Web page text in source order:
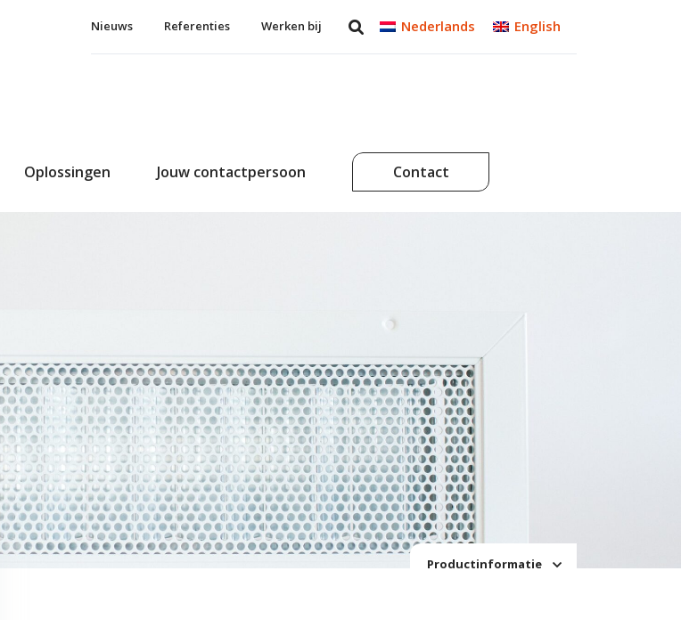
Nieuws Referenties Werken bij Nederlands English
Oplossingen Jouw contactpersoon Contact
Productinformatie